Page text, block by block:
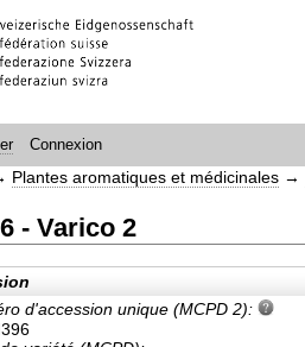
Connexion
Plantes aromatiques et médicinales →
- Varico 2
d'accession unique (MCPD 2):